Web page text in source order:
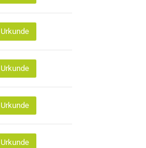
Urkunde
Urkunde
Urkunde
Urkunde